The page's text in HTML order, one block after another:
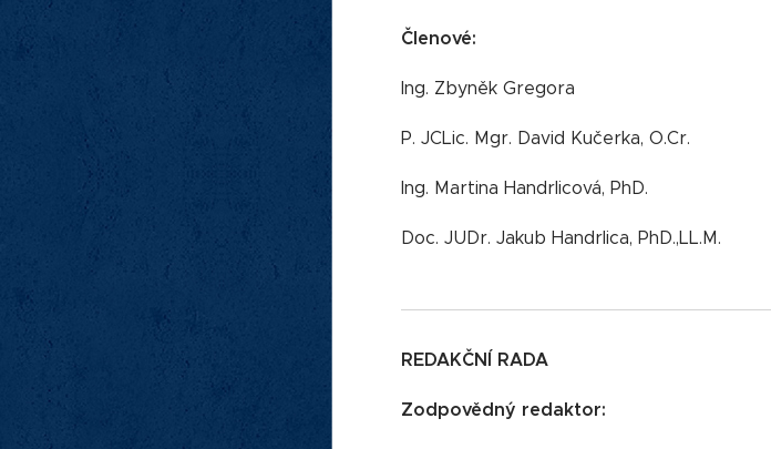
Členové:
Ing. Zbyněk Gregora
P. JCLic. Mgr. David Kučerka, O.Cr.
Ing. Martina Handrlicová, PhD.
Doc. JUDr. Jakub Handrlica, PhD.,LL.M.
REDAKČNÍ RADA
Zodpovědný redaktor: